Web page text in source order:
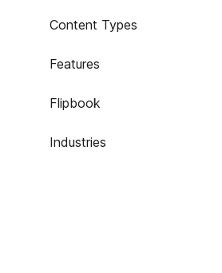
Content Types
Features
Flipbook
Industries